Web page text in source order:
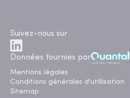
Suivez-nous sur
Données fournies par
Mentions légales
Conditions générales d'utillisation
Sitemap